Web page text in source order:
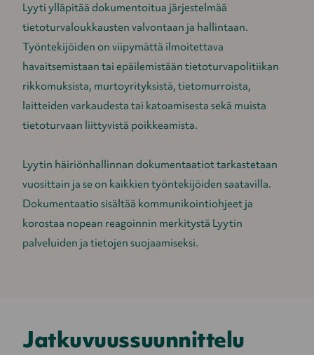
Lyyti ylläpitää dokumentoitua järjestelmää
tietoturvaloukkausten valvontaan ja hallintaan.
Työntekijöiden on viipymättä ilmoitettava
havaitsemistaan tai epäilemistään tietoturvapolitiikan
rikkomuksista, murtoyrityksistä, tietomurroista,
laitteiden varkaudesta tai katoamisesta sekä muista
tietoturvaan liittyvistä poikkeamista.
Lyytin häiriönhallinnan dokumentaatiot tarkastetaan
vuosittain ja se on kaikkien työntekijöiden saatavilla.
Dokumentaatio sisältää kommunikointiohjeet ja
korostaa nopean reagoinnin merkitystä Lyytin
palveluiden ja tietojen suojaamiseksi.
Jatkuvuussuunnittelu